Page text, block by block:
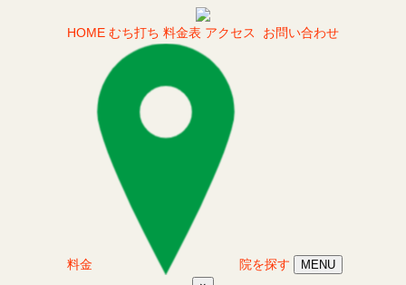
HOME むち打ち 料金表 アクセス お問い合わせ
料金 院を探す
MENU